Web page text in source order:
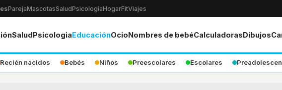
ParejaMascotasSaludPsicologíaHogarFitViajes
SaludPsicologiaEducaciónOcioNombres de bebéCalculadorasDibujos
Recién nacidos Bebés Niños Preescolares Escolares